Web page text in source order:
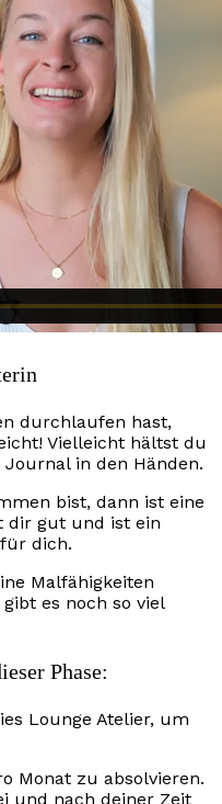
durchlaufen hast,
Vielleicht hältst du
in den Händen.
bist, dann ist eine
dir gut und ist ein
dich.
Malfähigkeiten
es noch so viel
Phase:
Lounge Atelier, um
Monat zu absolvieren.
und nach deiner Zeit